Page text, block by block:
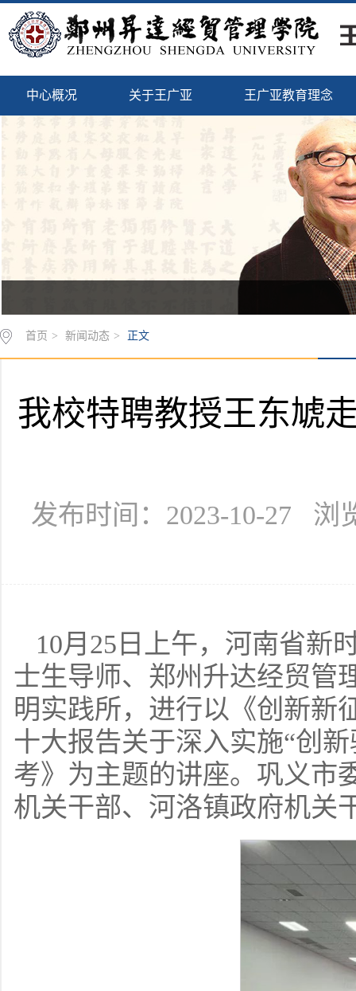
中心概况 关于王广亚 王广亚教育理念
首页 > 新闻动态 > 正文
我校特聘教授王东虓
发布时间：2023-10-27 浏
10月25日上午，河南省新
士生导师、郑州升达经贸管
明实践所，进行以《创新
十大报告关于深入实施“创
考》为主题的讲座。巩义市
机关干部、河洛镇政府机关